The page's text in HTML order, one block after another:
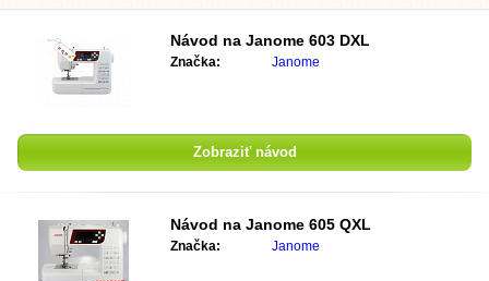
Návod na Janome 603 DXL
Značka: Janome
Zobraziť návod
Návod na Janome 605 QXL
Značka: Janome